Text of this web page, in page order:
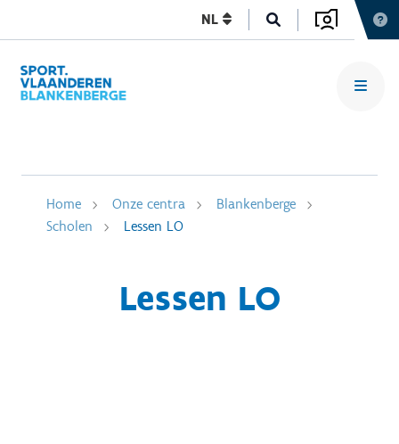
NL
Home Onze centra
Blankenberge
Scholen
Lessen LO
Lessen LO